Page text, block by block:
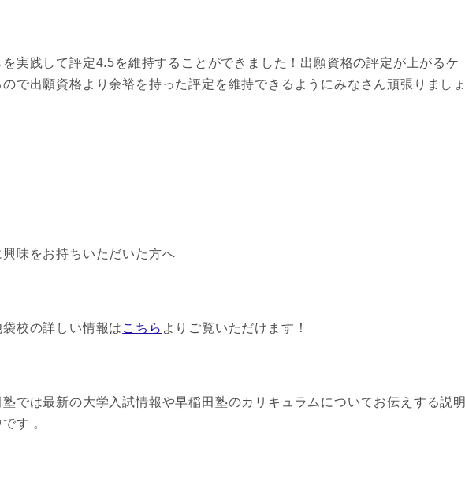
実践して評定4.5を維持することができました！出願資格の評定が上がるケ
で出願資格より余裕を持った評定を維持できるようにみなさん頑張りましょ
味をお持ちいただいた方へ
校の詳しい情報は こちら よりご覧いただけます！
塾では最新の大学入試情報や早稲田塾のカリキュラムについてお伝えする説明
す 。